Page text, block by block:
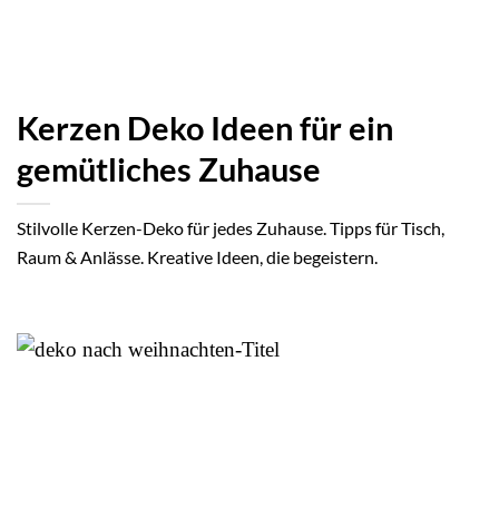
Kerzen Deko Ideen für ein
gemütliches Zuhause
Stilvolle Kerzen-Deko für jedes Zuhause. Tipps für Tisch,
Raum & Anlässe. Kreative Ideen, die begeistern.